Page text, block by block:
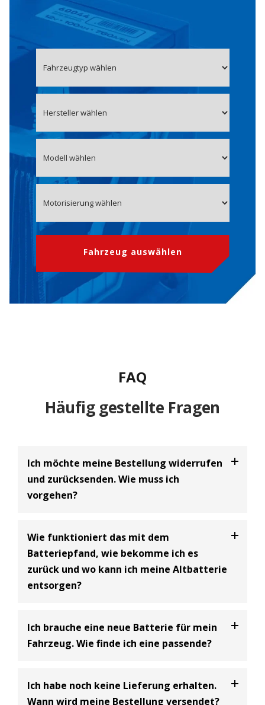
Fahrzeug auswählen
FAQ
Häufig gestellte Fragen
Ich möchte meine Bestellung widerrufen
und zurücksenden. Wie muss ich
vorgehen?
innerhalb von 30 Tagen zu widerrufen
zurückzusenden. Dabei handelt es sich um einen
freiwilligen Kundenservice der BIG Batterie-
Industrie-Germany GmbH und eine Ergänzung zum
Bitte beachten Sie dabei, dass Sie als Käufer die
Der Kaufpreis wird Ihnen nach Retoureneingang bei
Wie funktioniert das mit dem
Batteriepfand, wie bekomme ich es
zurück und wo kann ich meine Altbatterie
entsorgen?
Gemäß den Bestimmungen des Batteriegesetzes
Umsatzsteuer erheben, wenn beim Kauf einer
neuen Batterie keine Altbatterie abgegeben wird.
Ich brauche eine neue Batterie für mein
Fahrzeug. Wie finde ich eine passende?
Batteriefinder, wo Sie nach Ihrem Fahrzeug suchen
Ich habe noch keine Lieferung erhalten.
Wann wird meine Bestellung versendet?